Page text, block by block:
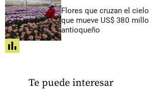
Flores que cruzan el
que mueve US$ 380
antioqueño
share
Te puede interesar